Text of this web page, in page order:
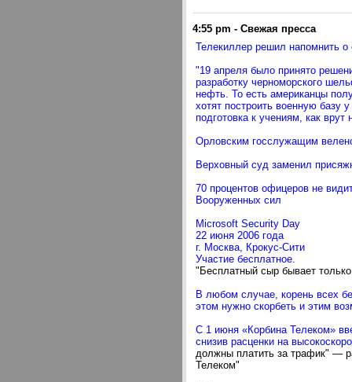
4:55 pm - Свежая пресса
Телекиллер решил напомнить
"19 апреля было принято
разработку черноморского
нефть. То есть американцы
хотят построить военную базу
подготовка к учениям, как
Орловским госслужащим
Верховный суд заменил
70 процентов офицеров не
Вооруженных сил
Microsoft Security Day
22 июня 2006 года
г. Москва, Крокус-Cити
Участие бесплатное.
"Бесплатный сыр бывает
В любом случае, корень всех
этом нужно скорбеть и этим
С 1 июня «Корбина Телеком»
снизив расценки на
должны платить за трафик" —
Телеком"